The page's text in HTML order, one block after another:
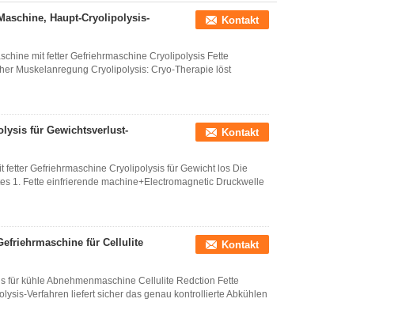
Haupt-Cryolipolysis-
Kontakt
mit fetter Gefriehrmaschine Cryolipolysis Fette
Muskelanregung Cryolipolysis: Cryo-Therapie löst
für Gewichtsverlust-
Kontakt
Gefriehrmaschine Cryolipolysis für Gewicht los Die
1. Fette einfrierende machine+Electromagnetic Druckwelle
für Cellulite
Kontakt
für kühle Abnehmenmaschine Cellulite Redction Fette
Verfahren liefert sicher das genau kontrollierte Abkühlen